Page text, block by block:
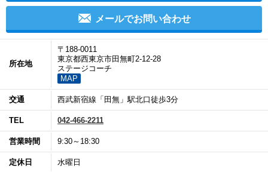
メールでお問い合わせ
所在地
〒188-0011
東京都西東京市田無町2-12-28
ステージコーチ
MAP
交通 西武新宿線「田無」駅北口徒歩3分
TEL 042-466-2211
営業時間 9:30～18:30
定休日 水曜日